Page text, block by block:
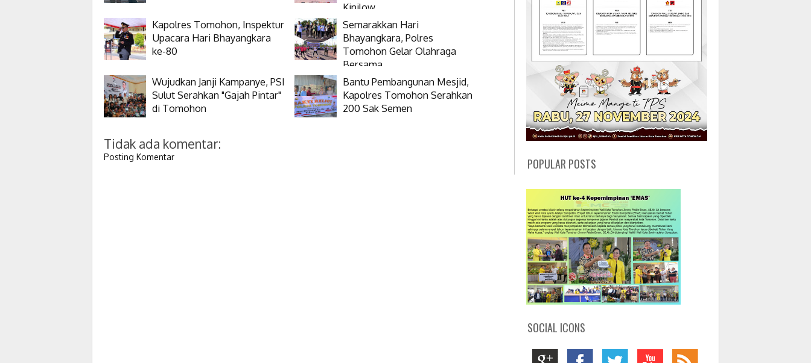
Kinilow
Kapolres Tomohon, Inspektur
Upacara Hari Bhayangkara
ke-80
Semarakkan Hari
Bhayangkara, Polres
Tomohon Gelar Olahraga
Bersama
Wujudkan Janji Kampanye, PSI
Sulut Serahkan "Gajah Pintar"
di Tomohon
Bantu Pembangunan Mesjid,
Kapolres Tomohon Serahkan
200 Sak Semen
Tidak ada komentar:
Posting Komentar POPULAR POSTS
SOCIAL ICONS